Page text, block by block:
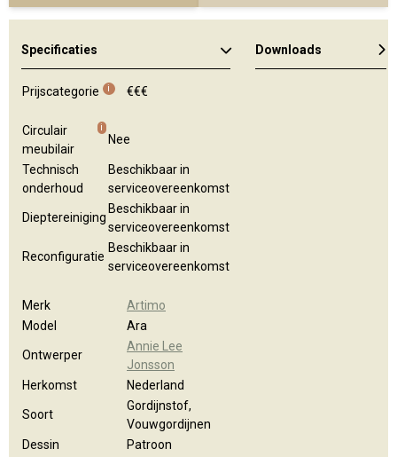
Specificaties
Prijscategorie i €€€
Circulair
meubilair
i
Nee
Technisch
onderhoud
Beschikbaar in
serviceovereenkomst
Dieptereiniging
Beschikbaar in
serviceovereenkomst
Reconfiguratie
Beschikbaar in
serviceovereenkomst
Merk
Artimo
Model
Ara
Ontwerper
Annie Lee
Jonsson
Herkomst
Nederland
Soort
Gordijnstof,
Vouwgordijnen
Dessin
Patroon
Downloads